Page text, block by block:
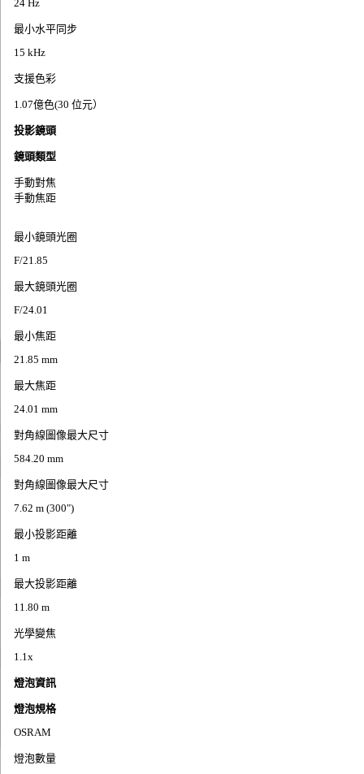
24 Hz
最小水平同步
15 kHz
支援色彩
1.07億色(30 位元）
投影鏡頭
鏡頭類型
手動對焦
手動焦距
最小鏡頭光圈
F/21.85
最大鏡頭光圈
F/24.01
最小焦距
21.85 mm
最大焦距
24.01 mm
對角線圖像最大尺寸
584.20 mm
對角線圖像最大尺寸
7.62 m (300")
最小投影距離
1 m
最大投影距離
11.80 m
光學變焦
1.1x
燈泡資訊
燈泡規格
OSRAM
燈泡數量